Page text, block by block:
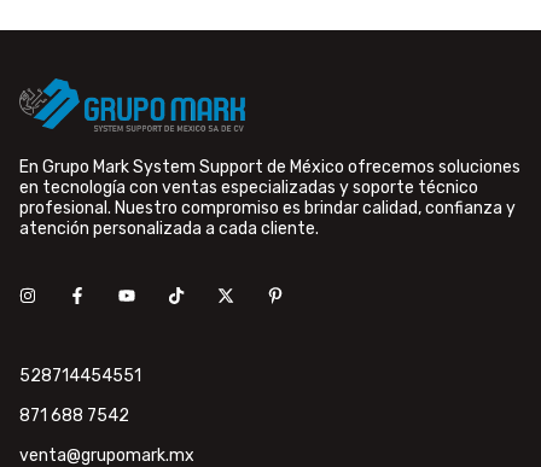
En Grupo Mark System Support de México ofrecemos soluciones
en tecnología con ventas especializadas y soporte técnico
profesional. Nuestro compromiso es brindar calidad, confianza y
atención personalizada a cada cliente.
528714454551
871 688 7542
venta@grupomark.mx